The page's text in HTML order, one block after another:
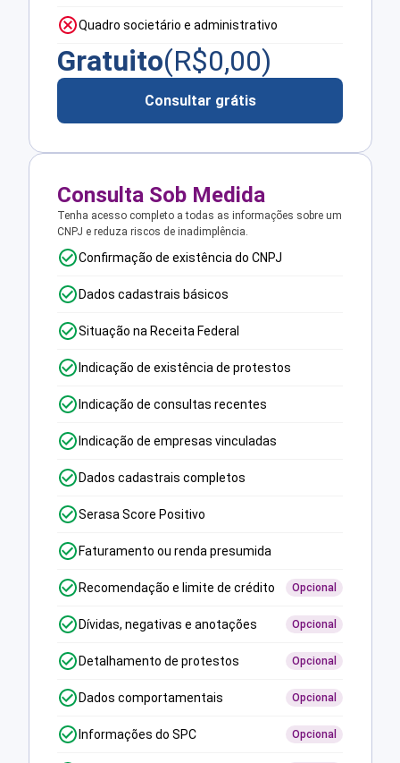
Quadro societário e administrativo
Gratuito(R$0,00)
Consultar grátis
Consulta Sob Medida
Tenha acesso completo a todas as informações sobre um
CNPJ e reduza riscos de inadimplência.
Confirmação de existência do CNPJ
Dados cadastrais básicos
Situação na Receita Federal
Indicação de existência de protestos
Indicação de consultas recentes
Indicação de empresas vinculadas
Dados cadastrais completos
Serasa Score Positivo
Faturamento ou renda presumida
Recomendação e limite de crédito Opcional
Dívidas, negativas e anotações Opcional
Detalhamento de protestos Opcional
Dados comportamentais Opcional
Informações do SPC Opcional